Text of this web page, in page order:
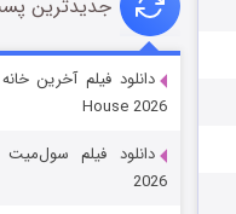
قسمت
جدیدترین
House 2026
2026